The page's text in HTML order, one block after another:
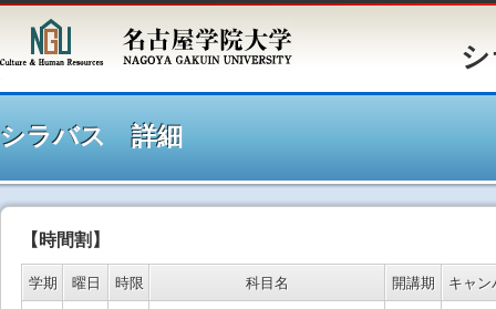
シラバ
シラバス 詳細
【時間割】
学期 曜日 時限 科目名 開講期 キャン